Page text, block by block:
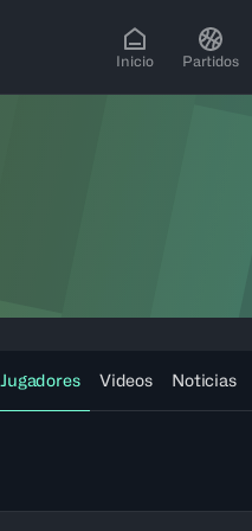
Inicio Partidos
Jugadores Videos Noticias